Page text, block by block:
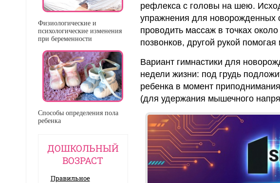
Физиологические и
психологические изменения
при беременности
Способы определения пола
ребенка
ДОШКОЛЬНЫЙ
ВОЗРАСТ
Правильное
рефлекса с головы на шею.
упражнения для
проводить массаж в точках
позвонков, другой рукой
Вариант гимнастики для
недели жизни: под грудь
ребенка в момент
(для удержания мышечного